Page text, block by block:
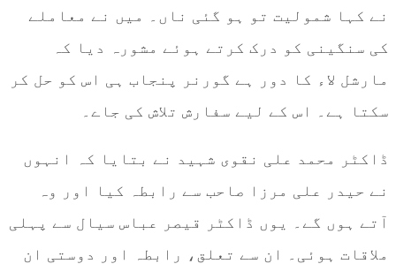
نے کہا شمولیت تو ہو گئی ناں۔ میں نے معاملے
کی سنگینی کو درک کرتے ہوئے مشورہ دیا کہ
مارشل لاء کا دور ہے گورنر پنجاب ہی اس کو حل کر
سکتا ہے۔ اس کے لیے سفارش تلاش کی جاے۔
ڈاکٹر محمد علی نقوی شہید نے بتایا کہ انہوں
نے حیدر علی مرزا صاحب سے رابطہ کیا اور وہ
آتے ہوں گے۔ یوں ڈاکٹر قیصر عباس سیال سے پہلی
ملاقات ہوئی۔ ان سے تعلق، رابطہ اور دوستی ان